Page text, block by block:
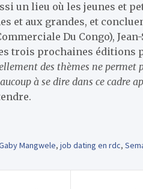
un lieu où les jeunes et
et aux grandes, et
Du Congo),
trois prochaines
des thèmes ne permet
à se dire dans ce cadre
Mangwele, job dating en rdc,